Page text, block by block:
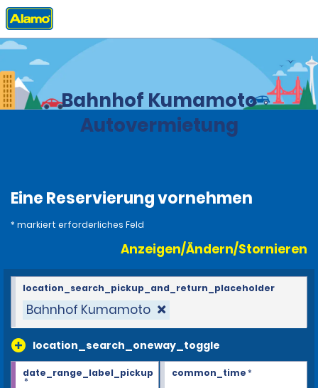
Privat Stationen
Bahnhof Kumamoto
Autovermietung
Eine Reservierung vornehmen
* markiert erforderliches Feld
Anzeigen/Ändern/Stornieren
Bahnhof Kumamoto
location_search_oneway_toggle
location_search_pickup_and_return_placeholder
date_range_label_pickup
*
common_time*